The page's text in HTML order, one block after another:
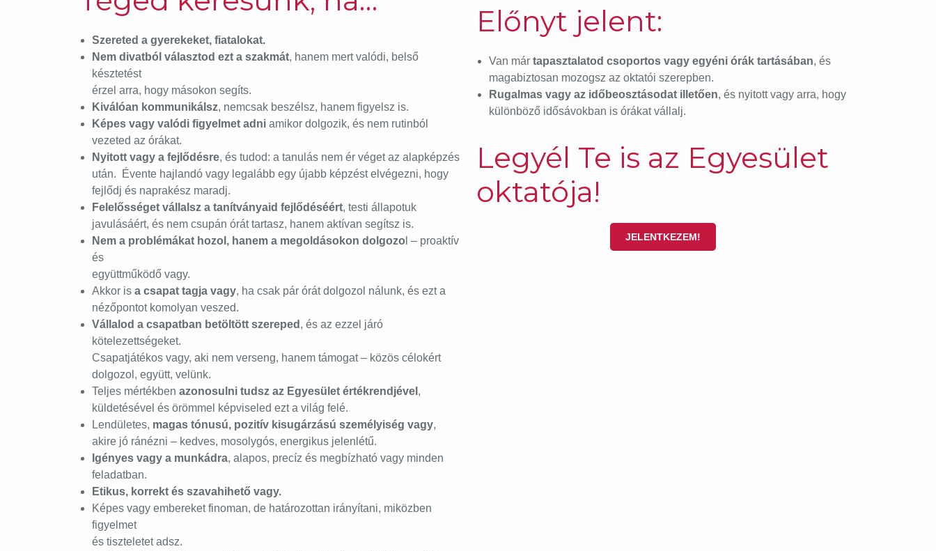
Szereted a gyerekeket, fiatalokat.
Nem divatból választod ezt a szakmát, hanem mert valódi, belső
késztetést
érzel arra, hogy másokon segíts.
Kiválóan kommunikálsz, nemcsak beszélsz, hanem figyelsz is.
Képes vagy valódi figyelmet adni amikor dolgozik, és nem rutinból
vezeted az órákat.
Nyitott vagy a fejlődésre, és tudod: a tanulás nem ér véget az alapképzés
után. Évente hajlandó vagy legalább egy újabb képzést elvégezni, hogy
fejlődj és naprakész maradj.
Felelősséget vállalsz a tanítványaid fejlődéséért, testi állapotuk
javulásáért, és nem csupán órát tartasz, hanem aktívan segítsz is.
Nem a problémákat hozol, hanem a megoldásokon dolgozo l – proaktív
és
együttműködő vagy.
Akkor is a csapat tagja vagy, ha csak pár órát dolgozol nálunk, és ezt a
nézőpontot komolyan veszed.
Vállalod a csapatban betöltött szereped , és az ezzel járó
kötelezettségeket.
Csapatjátékos vagy, aki nem verseng, hanem támogat – közös célokért
dolgozol, együtt, velünk.
Teljes mértékben azonosulni tudsz az Egyesület értékrendjével ,
küldetésével és örömmel képviseled ezt a világ felé.
Lendületes, magas tónusú, pozitív kisugárzású személyiség vagy,
akire jó ránézni – kedves, mosolygós, energikus jelenlétű.
Igényes vagy a munkádra, alapos, precíz és megbízható vagy minden
feladatban.
Etikus, korrekt és szavahihető vagy.
Képes vagy embereket finoman, de határozottan irányítani, miközben
figyelmet
és tiszteletet adsz.
Előnyt jelent:
Van már tapasztalatod csoportos vagy egyéni órák tartásában, és
magabiztosan mozogsz az oktatói szerepben.
Rugalmas vagy az időbeosztásodat illetően, és nyitott vagy arra, hogy
különböző idősávokban is órákat vállalj.
Legyél Te is az Egyesület
oktatója!
JELENTKEZEM!